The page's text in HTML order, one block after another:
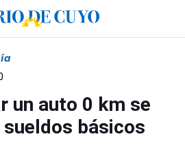
un auto 0 km se
básicos